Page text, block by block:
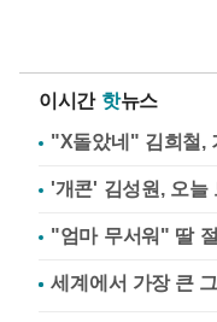
이시간 핫뉴스
"X돌았네" 김희철,
'개콘' 김성원, 오
"엄마 무서워" 딸